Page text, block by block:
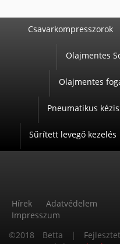
E
Csavarkompresszorok
Olajmentes
Olajmentes
Pneumatikus
Sűrített levegő kezelés
Hírek
Adatvédelem
Impresszum
©2018 Betta |